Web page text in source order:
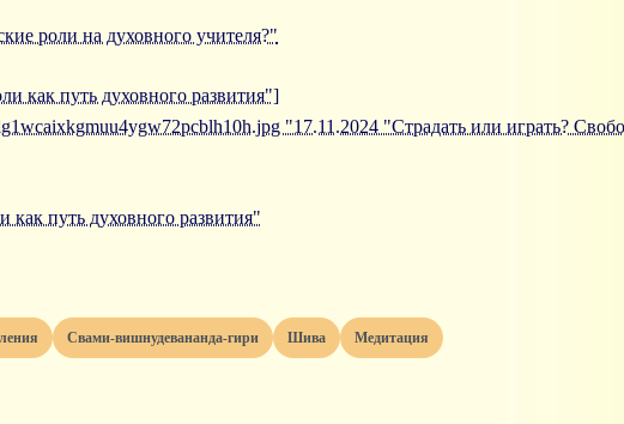
роли на духовного учителя?"
как путь духовного развития"]
"17.11.2024 "Страдать или играть?
как путь духовного развития"
Свами-вишнудевананда-гири Шива Медитация